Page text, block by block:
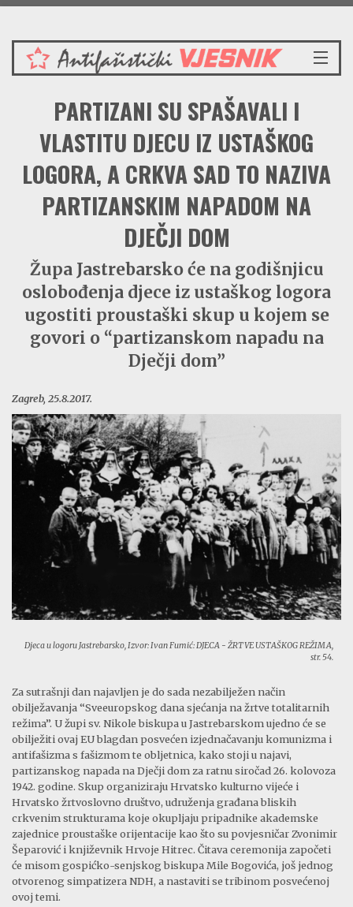
Petak 7.8.2026.
VIJESTI
REDAKCIJSKI KOMENTAR
VJESNIKOV KALENDAR
CRVENI ZABAVNIK
PRENOSIMO
SPOMENICI
BORBENA BIBLIOTEKA
NAŠE PJESME
PARTIZANI SU SPAŠAVALI I
VLASTITU DJECU IZ USTAŠKOG
LOGORA, A CRKVA SAD TO NAZIVA
PARTIZANSKIM NAPADOM NA
DJEČJI DOM
Župa Jastrebarsko će na godišnjicu
oslobođenja djece iz ustaškog logora
ugostiti proustaški skup u kojem se
govori o “partizanskom napadu na
Dječji dom”
Zagreb, 25.8.2017.
Djeca u logoru Jastrebarsko, Izvor: Ivan Fumić: DJECA - ŽRTVE USTAŠKOG REŽIMA,
str. 54.
Za sutrašnji dan najavljen je do sada nezabilježen način
obilježavanja “Sveeuropskog dana sjećanja na žrtve totalitarnih
režima”. U župi sv. Nikole biskupa u Jastrebarskom ujedno će se
obilježiti ovaj EU blagdan posvećen izjednačavanju komunizma i
antifašizma s fašizmom te obljetnica, kako stoji u najavi,
partizanskog napada na Dječji dom za ratnu siročad 26. kolovoza
1942. godine. Skup organiziraju Hrvatsko kulturno vijeće i
Hrvatsko žrtvoslovno društvo, udruženja građana bliskih
crkvenim strukturama koje okupljaju pripadnike akademske
zajednice proustaške orijentacije kao što su povjesničar Zvonimir
Šeparović i književnik Hrvoje Hitrec. Čitava ceremonija započeti
će misom gospićko-senjskog biskupa Mile Bogovića, još jednog
otvorenog simpatizera NDH, a nastaviti se tribinom posvećenoj
ovoj temi.